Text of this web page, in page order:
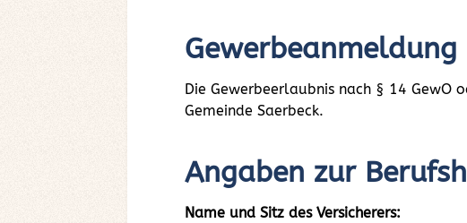
Gewerbeanmeldung
Die Gewerbeerlaubnis nach § 14
Gemeinde Saerbeck.
Angaben zur
Name und Sitz des Versicherers: